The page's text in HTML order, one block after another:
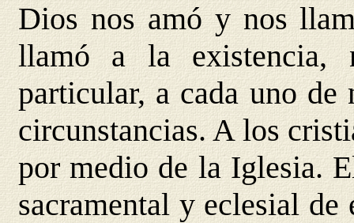
Dios nos amó y nos
llamó a la existencia,
particular, a cada uno de
circunstancias. A los
por medio de la Iglesia.
sacramental y eclesial